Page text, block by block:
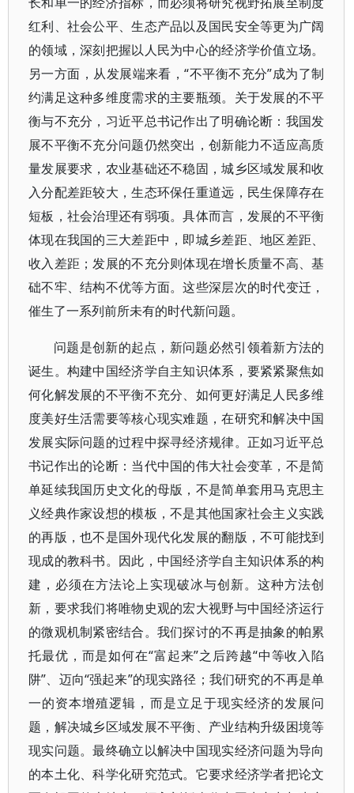
红利、社会公平、生态产品以及国民安全等更为广阔
的领域，深刻把握以人民为中心的经济学价值立场。
另一方面，从发展端来看，“不平衡不充分”成为了制
约满足这种多维度需求的主要瓶颈。关于发展的不平
衡与不充分，习近平总书记作出了明确论断：我国发
展不平衡不充分问题仍然突出，创新能力不适应高质
量发展要求，农业基础还不稳固，城乡区域发展和收
入分配差距较大，生态环保任重道远，民生保障存在
短板，社会治理还有弱项。具体而言，发展的不平衡
体现在我国的三大差距中，即城乡差距、地区差距、
收入差距；发展的不充分则体现在增长质量不高、基
础不牢、结构不优等方面。这些深层次的时代变迁，
催生了一系列前所未有的时代新问题。
问题是创新的起点，新问题必然引领着新方法的
诞生。构建中国经济学自主知识体系，要紧紧聚焦如
何化解发展的不平衡不充分、如何更好满足人民多维
度美好生活需要等核心现实难题，在研究和解决中国
发展实际问题的过程中探寻经济规律。正如习近平总
书记作出的论断：当代中国的伟大社会变革，不是简
单延续我国历史文化的母版，不是简单套用马克思主
义经典作家设想的模板，不是其他国家社会主义实践
的再版，也不是国外现代化发展的翻版，不可能找到
现成的教科书。因此，中国经济学自主知识体系的构
建，必须在方法论上实现破冰与创新。这种方法创
新，要求我们将唯物史观的宏大视野与中国经济运行
的微观机制紧密结合。我们探讨的不再是抽象的帕累
托最优，而是如何在“富起来”之后跨越“中等收入陷
阱”、迈向“强起来”的现实路径；我们研究的不再是单
一的资本增殖逻辑，而是立足于现实经济的发展问
题，解决城乡区域发展不平衡、产业结构升级困境等
现实问题。最终确立以解决中国现实经济问题为导向
的本土化、科学化研究范式。它要求经济学者把论文